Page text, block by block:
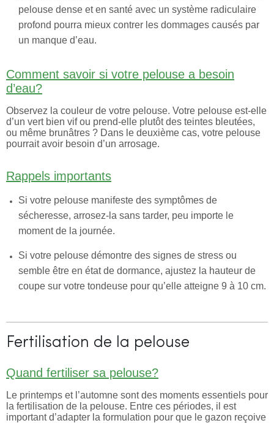
pelouse dense et en santé avec un système radiculaire
profond pourra mieux contrer les dommages causés par
un manque d’eau.
Comment savoir si votre pelouse a besoin
d’eau?
Observez la couleur de votre pelouse. Votre pelouse est-elle
d’un vert bien vif ou prend-elle plutôt des teintes bleutées,
ou même brunâtres ? Dans le deuxième cas, votre pelouse
pourrait avoir besoin d’un arrosage.
Rappels importants
Si votre pelouse manifeste des symptômes de
sécheresse, arrosez-la sans tarder, peu importe le
moment de la journée.
Si votre pelouse démontre des signes de stress ou
semble être en état de dormance, ajustez la hauteur de
coupe sur votre tondeuse pour qu’elle atteigne 9 à 10 cm.
Fertilisation de la pelouse
Quand fertiliser sa pelouse?
Le printemps et l’automne sont des moments essentiels pour
la fertilisation de la pelouse. Entre ces périodes, il est
important d’adapter la formulation pour que le gazon reçoive